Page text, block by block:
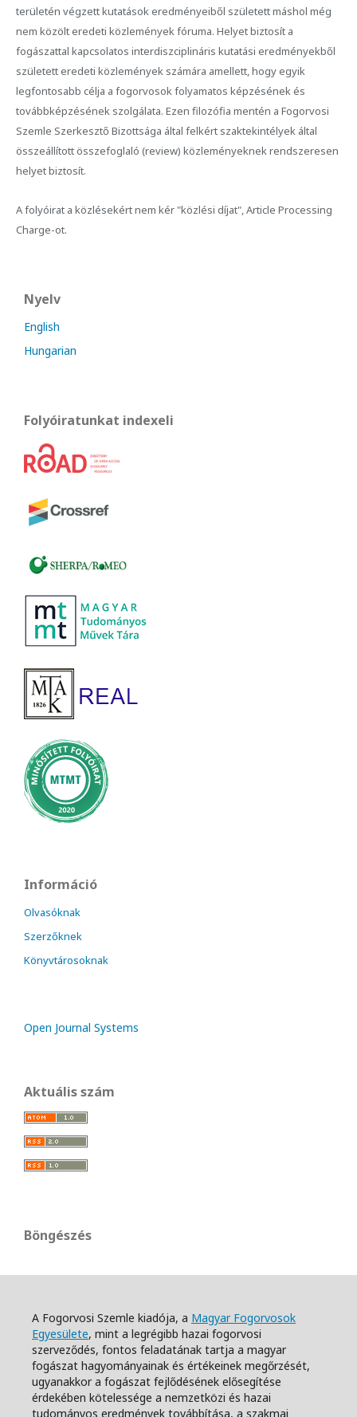
területén végzett kutatások eredményeiből született máshol még
nem közölt eredeti közlemények fóruma. Helyet biztosít a
fogászattal kapcsolatos interdiszciplináris kutatási eredményekből
született eredeti közlemények számára amellett, hogy egyik
legfontosabb célja a fogorvosok folyamatos képzésének és
továbbképzésének szolgálata. Ezen filozófia mentén a Fogorvosi
Szemle Szerkesztő Bizottsága által felkért szaktekintélyek által
összeállított összefoglaló (review) közleményeknek rendszeresen
helyet biztosít.
A folyóirat a közlésekért nem kér "közlési díjat", Article Processing
Charge-ot.
Nyelv
English
Hungarian
Folyóiratunkat indexeli
Információ
Olvasóknak
Szerzőknek
Könyvtárosoknak
Open Journal Systems
Aktuális szám
Böngészés
A Fogorvosi Szemle kiadója, a Magyar Fogorvosok
Egyesülete, mint a legrégibb hazai fogorvosi
szerveződés, fontos feladatának tartja a magyar
fogászat hagyományainak és értékeinek megőrzését,
ugyanakkor a fogászat fejlődésének elősegítése
érdekében kötelessége a nemzetközi és hazai
tudományos eredmények továbbítása, a szakmai